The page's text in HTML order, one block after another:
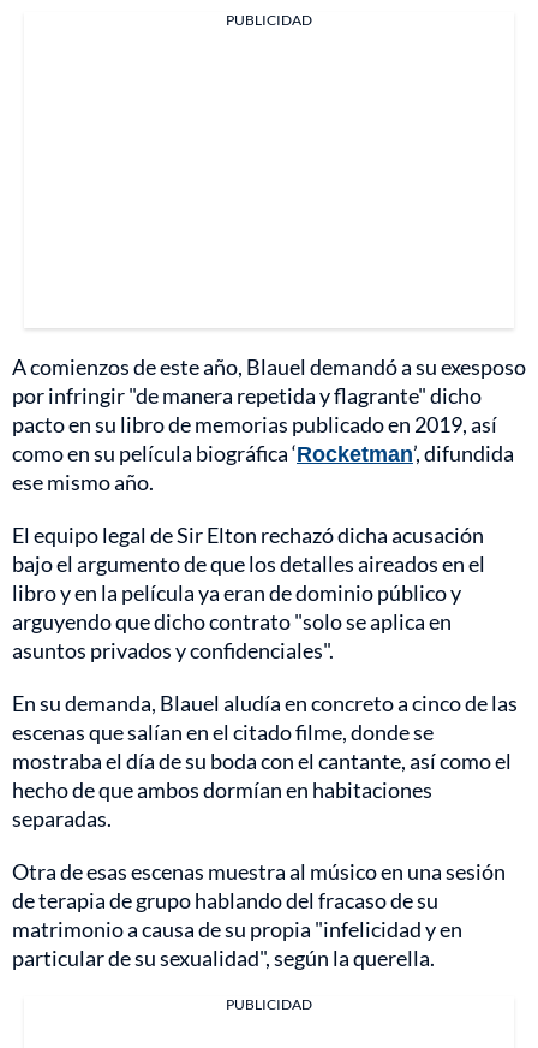
PUBLICIDAD
A comienzos de este año, Blauel demandó a su exesposo
por infringir "de manera repetida y flagrante" dicho
pacto en su libro de memorias publicado en 2019, así
como en su película biográfica ‘Rocketman’, difundida
ese mismo año.
El equipo legal de Sir Elton rechazó dicha acusación
bajo el argumento de que los detalles aireados en el
libro y en la película ya eran de dominio público y
arguyendo que dicho contrato "solo se aplica en
asuntos privados y confidenciales".
En su demanda, Blauel aludía en concreto a cinco de las
escenas que salían en el citado filme, donde se
mostraba el día de su boda con el cantante, así como el
hecho de que ambos dormían en habitaciones
separadas.
Otra de esas escenas muestra al músico en una sesión
de terapia de grupo hablando del fracaso de su
matrimonio a causa de su propia "infelicidad y en
particular de su sexualidad", según la querella.
PUBLICIDAD